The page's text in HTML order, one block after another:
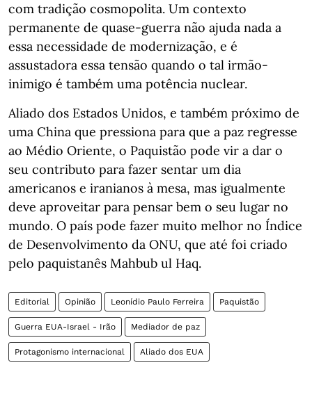
com tradição cosmopolita. Um contexto
permanente de quase-guerra não ajuda nada a
essa necessidade de modernização, e é
assustadora essa tensão quando o tal irmão-
inimigo é também uma potência nuclear.
Aliado dos Estados Unidos, e também próximo de
uma China que pressiona para que a paz regresse
ao Médio Oriente, o Paquistão pode vir a dar o
seu contributo para fazer sentar um dia
americanos e iranianos à mesa, mas igualmente
deve aproveitar para pensar bem o seu lugar no
mundo. O país pode fazer muito melhor no Índice
de Desenvolvimento da ONU, que até foi criado
pelo paquistanês Mahbub ul Haq.
Editorial Opinião Leonídio Paulo Ferreira Paquistão
Guerra EUA-Israel - Irão Mediador de paz
Protagonismo internacional Aliado dos EUA